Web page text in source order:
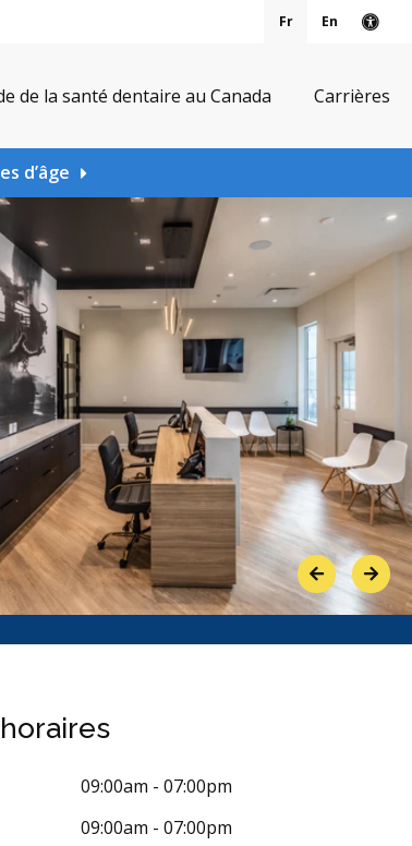
Fr En
de la santé dentaire au Canada Carrières
d’âge
PreviousNext
09:00am - 07:00pm
09:00am - 07:00pm